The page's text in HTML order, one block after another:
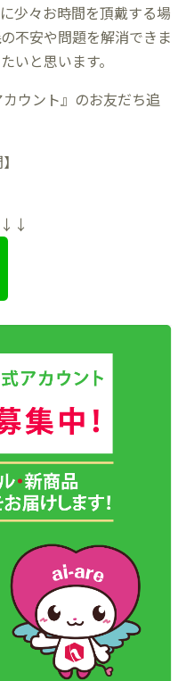
少々お時間を頂戴する場
不安や問題を解消できま
いと思います。
ウント』のお友だち追
↓↓